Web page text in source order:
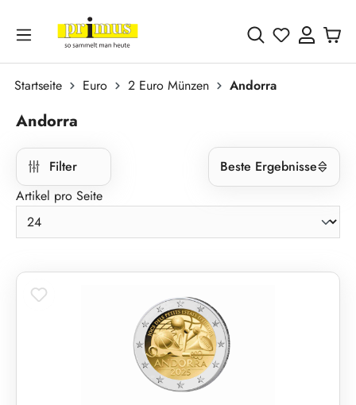
Zum Hauptinhalt springen
Du hast 0
Startseite Euro 2 Euro Münzen Andorra
Andorra
Filter
Beste Ergebnisse
Artikel pro Seite